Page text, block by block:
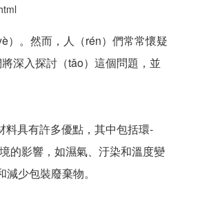
）。然而，人（rén）們常常懷疑
深入探討（tǎo）這個問題，並
具有許多優點，其中包括環-
的影響，如濕氣、汙染和溫度變
少包裝廢棄物。